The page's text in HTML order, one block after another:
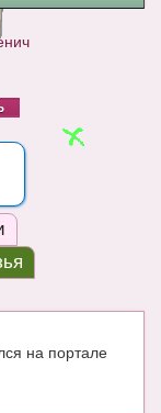
на портале